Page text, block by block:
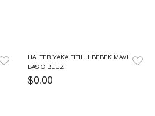
HALTER YAKA FITILLI BEBEK MAVI
BASIC BLUZ
$0.00